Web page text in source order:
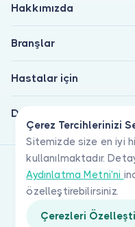
Çerez Tercihlerinizi
Sitemizde size en iyi
kullanılmaktadır.
Aydınlatma Metni'ni
özelleştirebilirsiniz.
Çerezleri
Hakkımızda
Branşlar
Hastalar için
Doktorlar için